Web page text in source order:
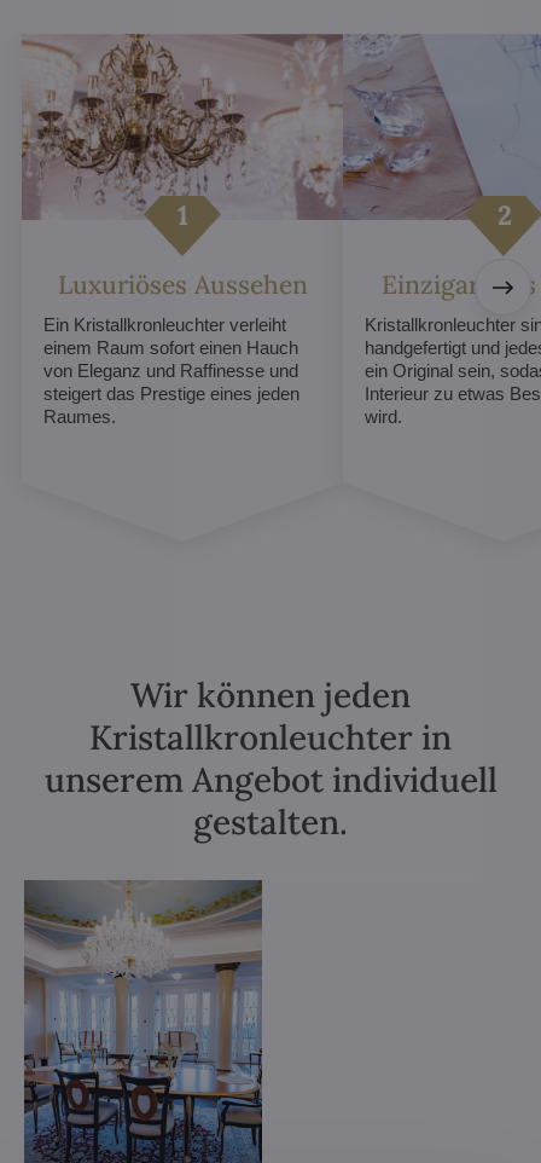
Luxuriöses Aussehen
Ein Kristallkronleuchter verleiht
einem Raum sofort einen Hauch
von Eleganz und Raffinesse und
steigert das Prestige eines jeden
Raumes.
Kristallkronleuchter
handgefertigt und
ein Original sein,
Interieur zu etwas
wird.
Wir können jeden
Kristallkronleuchter in
unserem Angebot individuell
gestalten.